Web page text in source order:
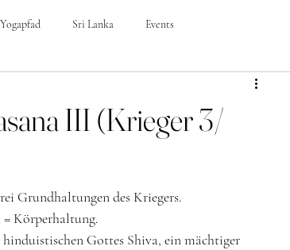
Sri Lanka Events
III (Krieger 3/
Grundhaltungen des Kriegers.
= Körperhaltung.
Gottes Shiva, ein mächtiger